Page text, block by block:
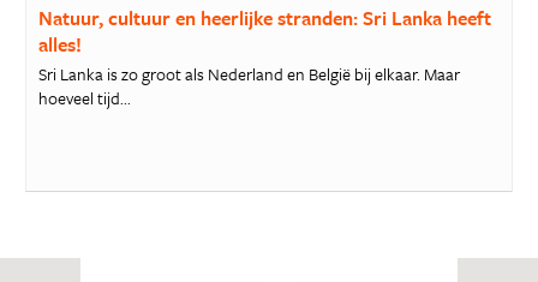
Natuur, cultuur en heerlijke stranden: Sri Lanka heeft
alles!
Sri Lanka is zo groot als Nederland en België bij elkaar. Maar
hoeveel tijd...